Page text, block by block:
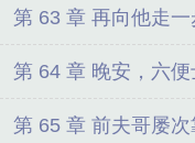
第 63 章 再向他走
第 64 章 晚安，六便
第 65 章 前夫哥屡次